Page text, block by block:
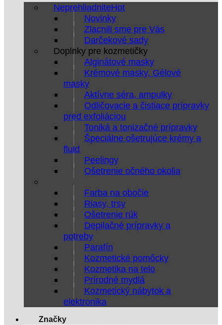
Neprehliadnite
Novinky
Zlacnili sme pre Vás
Darčekové sady
Doplnky pre kozmetičky
Alginátové masky
Krémové masky, Gélové
masky
Aktívne séra, ampulky
Odličovacie a čistiace prípravky
pred exfoliáciou
Toniká a tonizačné prípravky
Špeciálne ošetrujúce krémy a
fluid
Peelingy
Ošetrenie očného okolia
Farba na obočie
Riasy, trsy
Ošetrenie rúk
Depilačné prípravky a
potreby
Parafín
Kozmetické pomôcky
Kozmetika na telo
Prírodné mydlá
Kozmetický nábytok a
elektronika
Značky